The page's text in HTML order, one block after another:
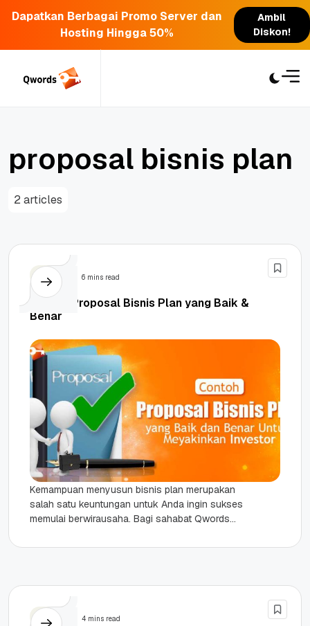
Dapatkan Berbagai Promo Server dan
Hosting Hingga 50%
Ambil
Diskon!
proposal bisnis plan
2 articles
Bisnis 6 mins read
Contoh Proposal Bisnis Plan yang Baik &
Benar
Kemampuan menyusun bisnis plan merupakan
salah satu keuntungan untuk Anda ingin sukses
memulai berwirausaha. Bagi sahabat Qwords
secara lengkap...
Bisnis 4 mins read